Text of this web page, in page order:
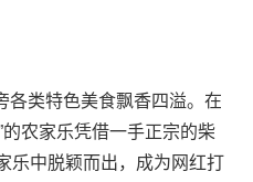
各类特色美食飘香四溢。在
农家乐凭借一手正宗的柴
乐中脱颖而出，成为网红打